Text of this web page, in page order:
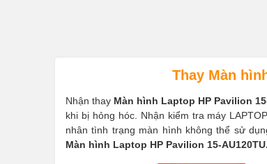
Thay Màn
Nhận thay Màn hình Laptop HP Pavilion
khi bị hỏng hóc. Nhận kiểm tra máy
nhân tình trạng màn hình không thể sử
Màn hình Laptop HP Pavilion 15-AU120TU.